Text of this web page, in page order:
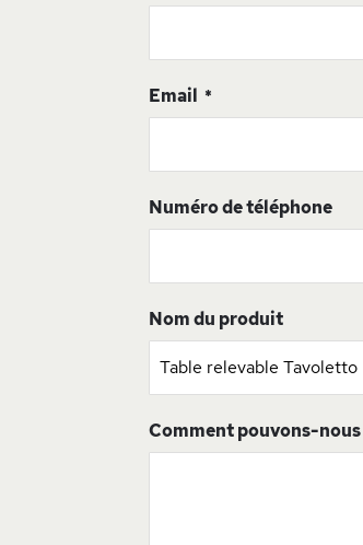
Email
Numéro de téléphone
Nom du produit
Comment pouvons-nous